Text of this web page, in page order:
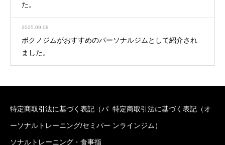
た。
2025.09.08
ボクノジムがおすすめのパーソナルジムとして紹介され
ました。
特定商取引法に基づく表記（パ
ーソナルトレーニング/セミパー
ソナルトレーニング・食事指
特定商取引法に基づく表記（オ
ンラインジム）